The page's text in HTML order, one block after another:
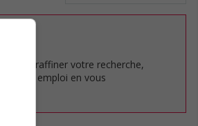
pour raffiner votre recherche,
en emploi en vous